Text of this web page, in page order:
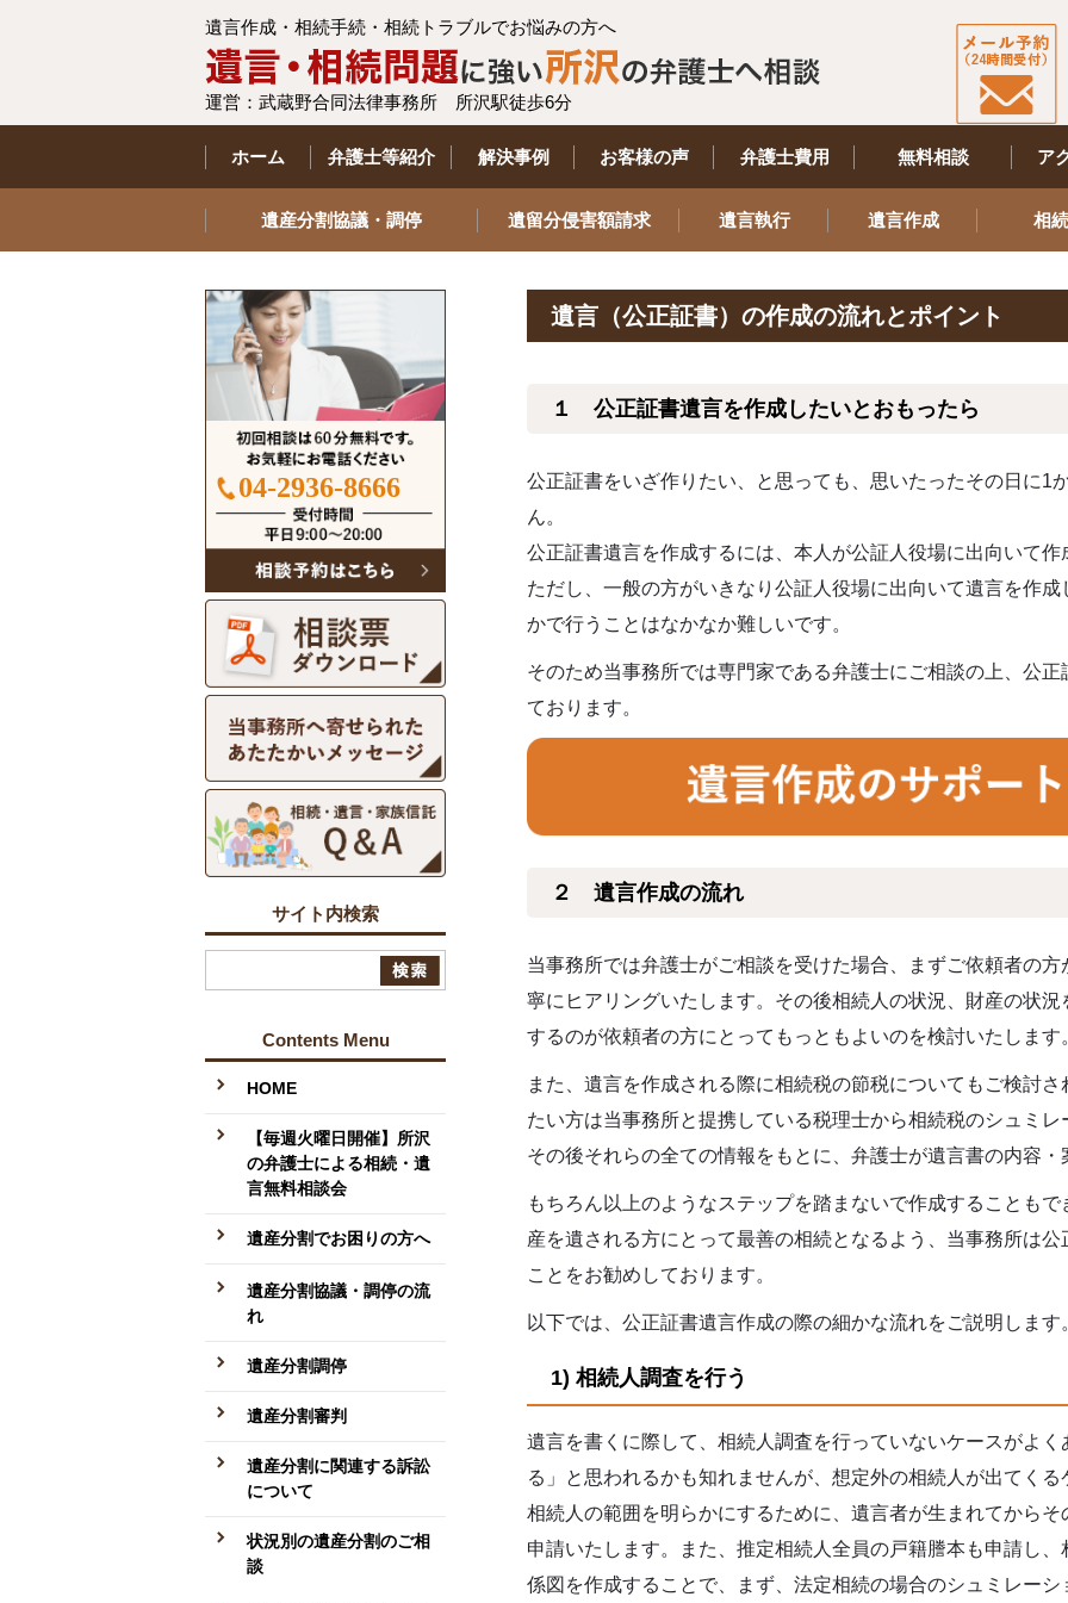
遺言作成・相続手続・相続トラブルでお悩みの方へ
運営：武蔵野合同法律事務所 所沢駅徒歩6分
ホーム 弁護士等紹介 解決事例 お客様の声 弁護士費用 無料相談 ア
遺産分割協議・調停 遺留分侵害額請求 遺言執行 遺言作成 相
遺言（公正証書）の作成の流れとポイント
１ 公正証書遺言を作成したいとおもったら
公正証書をいざ作りたい、と思っても、思いたったその日に1
ん。
公正証書遺言を作成するには、本人が公証人役場に出向いて
ただし、一般の方がいきなり公証人役場に出向いて遺言を作
かで行うことはなかなか難しいです。
そのため当事務所では専門家である弁護士にご相談の上、公
ております。
２ 遺言作成の流れ
当事務所では弁護士がご相談を受けた場合、まずご依頼者の
寧にヒアリングいたします。その後相続人の状況、財産の状
するのが依頼者の方にとってもっともよいのを検討いたします
また、遺言を作成される際に相続税の節税についてもご検討
たい方は当事務所と提携している税理士から相続税のシュミ
その後それらの全ての情報をもとに、弁護士が遺言書の内容
もちろん以上のようなステップを踏まないで作成することも
産を遺される方にとって最善の相続となるよう、当事務所は
ことをお勧めしております。
以下では、公正証書遺言作成の際の細かな流れをご説明します
1) 相続人調査を行う
遺言を書くに際して、相続人調査を行っていないケースがよ
る」と思われるかも知れませんが、想定外の相続人が出てく
相続人の範囲を明らかにするために、遺言者が生まれてから
申請いたします。また、推定相続人全員の戸籍謄本も申請し
係図を作成することで、まず、法定相続の場合のシュミレー
04-2936-8666
サイト内検索
Contents Menu
HOME
【毎週火曜日開催】所沢
の弁護士による相続・遺
言無料相談会
遺産分割でお困りの方へ
遺産分割協議・調停の流
れ
遺産分割調停
遺産分割審判
遺産分割に関連する訴訟
について
状況別の遺産分割のご相
談